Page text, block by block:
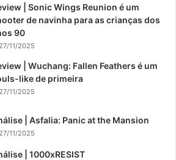
| Sonic Wings Reunion é um
de navinha para as crianças dos
90
27/11/2025
| Wuchang: Fallen Feathers é um
like de primeira
27/11/2025
| Asfalia: Panic at the Mansion
27/11/2025
| 1000xRESIST